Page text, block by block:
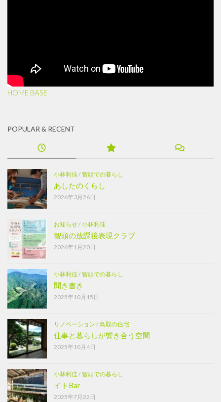
HOME BASE
POPULAR & RECENT
小林利佳/智頭での暮らし
あしたのくらし
2026年3月26日
お知らせ/小林利佳
智頭の放課後表現クラブ
2026年1月20日
小林利佳/智頭での暮らし
聞き書き
2025年10月15日
リノベーション /鳥取の住宅
仕事と暮らしが響き合う空間
2025年10月4日
小林利佳/智頭での暮らし
イトBar
2025年7月22日